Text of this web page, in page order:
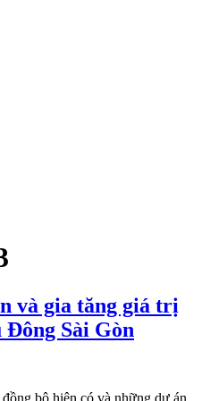
và gia tăng giá trị
Đông Sài Gòn
bộ hiện có và những dự án